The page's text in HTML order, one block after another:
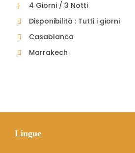
4 Giorni / 3 Notti
Disponibilità : Tutti i giorni
Casablanca
Marrakech
Lingue